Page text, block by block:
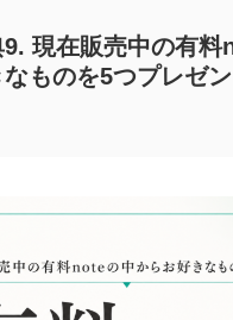
現在販売中の有料
なものを5つプレゼ